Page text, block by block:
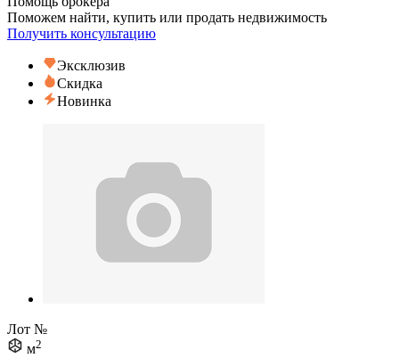
Поможем найти, купить или продать недвижимость
Получить консультацию
Эксклюзив
Скидка
Новинка
Лот №
м2